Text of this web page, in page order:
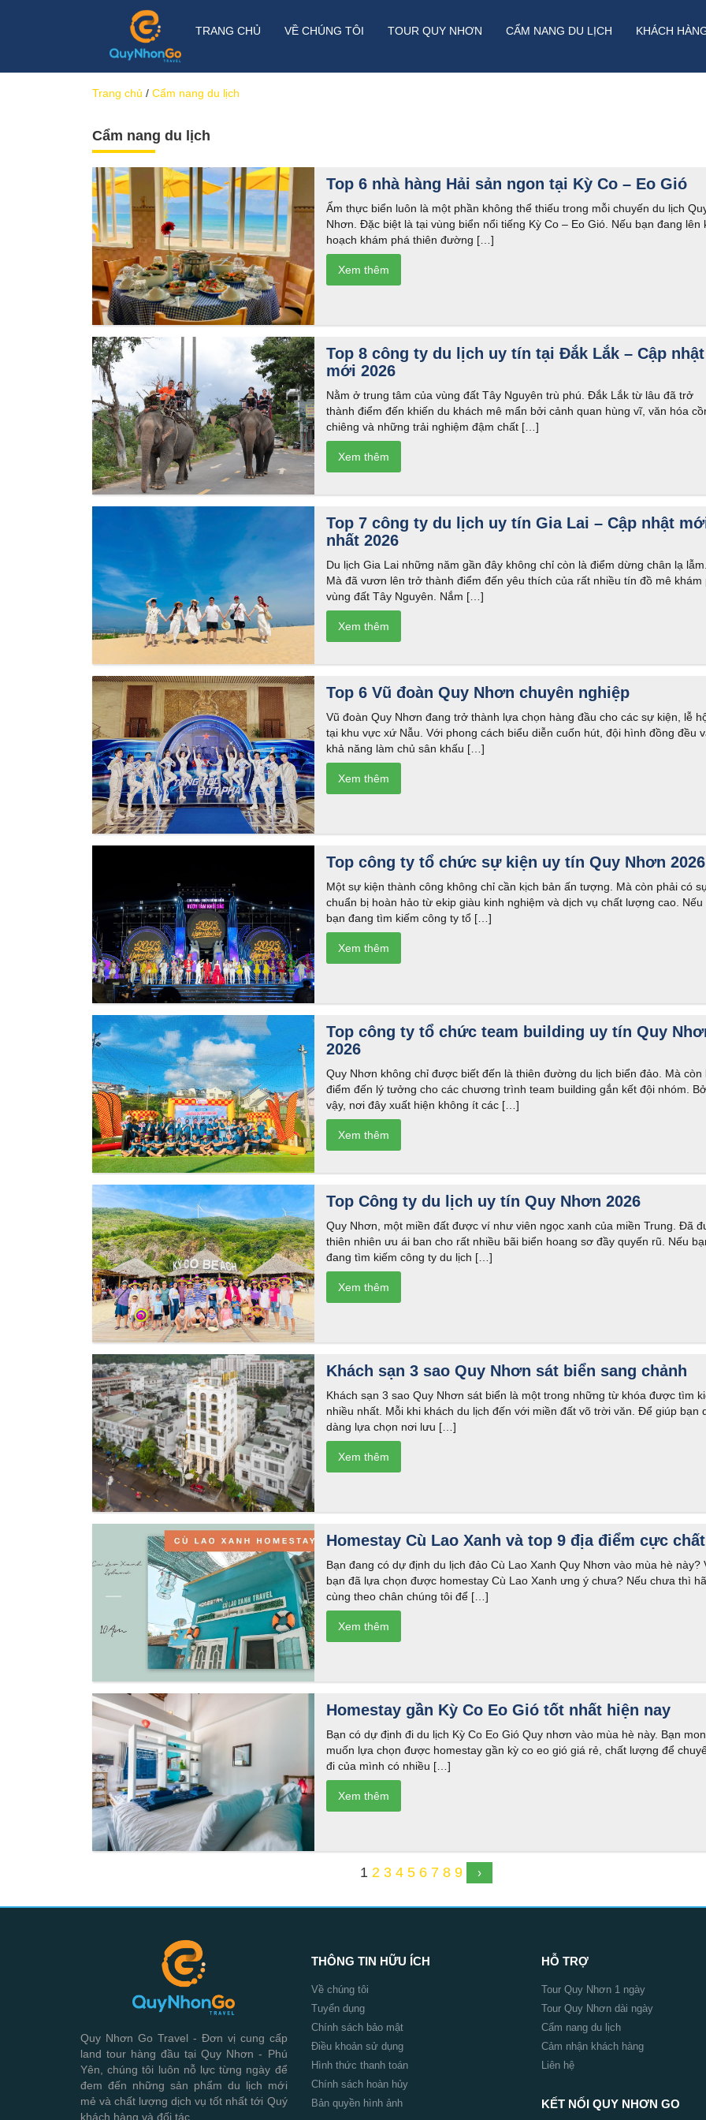
TRANG CHỦ VỀ CHÚNG TÔI TOUR QUY NHƠN CẨM NANG DU LỊCH KHÁCH
Trang chủ / Cẩm nang du lịch
Cẩm nang du lịch
Top 6 nhà hàng Hải sản ngon tại Kỳ Co – Eo Gió
Ẩm thực biển luôn là một phần không thể thiếu trong mỗi chuyến du lịch
Nhơn. Đặc biệt là tại vùng biển nổi tiếng Kỳ Co – Eo Gió. Nếu bạn đang lên
hoạch khám phá thiên đường […]
Top 8 công ty du lịch uy tín tại Đắk Lắk – Cập nhật
mới 2026
Nằm ở trung tâm của vùng đất Tây Nguyên trù phú. Đắk Lắk từ lâu đã trở
thành điểm đến khiến du khách mê mẩn bởi cảnh quan hùng vĩ, văn hóa
chiêng và những trải nghiệm đậm chất […]
Top 7 công ty du lịch uy tín Gia Lai – Cập nhật
nhất 2026
Du lịch Gia Lai những năm gần đây không chỉ còn là điểm dừng chân lạ lẫm.
Mà đã vươn lên trở thành điểm đến yêu thích của rất nhiều tín đồ mê khám
vùng đất Tây Nguyên. Nắm […]
Top 6 Vũ đoàn Quy Nhơn chuyên nghiệp
Vũ đoàn Quy Nhơn đang trở thành lựa chọn hàng đầu cho các sự kiện, lễ
tại khu vực xứ Nẫu. Với phong cách biểu diễn cuốn hút, đội hình đồng đều
khả năng làm chủ sân khấu […]
Top công ty tổ chức sự kiện uy tín Quy Nhơn 2026
Một sự kiện thành công không chỉ cần kịch bản ấn tượng. Mà còn phải có
chuẩn bị hoàn hảo từ ekip giàu kinh nghiệm và dịch vụ chất lượng cao. Nếu
bạn đang tìm kiếm công ty tổ […]
Top công ty tổ chức team building uy tín Quy
2026
Quy Nhơn không chỉ được biết đến là thiên đường du lịch biển đảo. Mà còn
điểm đến lý tưởng cho các chương trình team building gắn kết đội nhóm.
vậy, nơi đây xuất hiện không ít các […]
Top Công ty du lịch uy tín Quy Nhơn 2026
Quy Nhơn, một miền đất được ví như viên ngọc xanh của miền Trung. Đã
thiên nhiên ưu ái ban cho rất nhiều bãi biển hoang sơ đầy quyến rũ. Nếu
đang tìm kiếm công ty du lịch […]
Khách sạn 3 sao Quy Nhơn sát biển sang chảnh
Khách sạn 3 sao Quy Nhơn sát biển là một trong những từ khóa được tìm
nhiều nhất. Mỗi khi khách du lịch đến với miền đất võ trời văn. Để giúp bạn
dàng lựa chọn nơi lưu […]
Homestay Cù Lao Xanh và top 9 địa điểm cực chất
Bạn đang có dự định du lịch đảo Cù Lao Xanh Quy Nhơn vào mùa hè này?
bạn đã lựa chọn được homestay Cù Lao Xanh ưng ý chưa? Nếu chưa thì
cùng theo chân chúng tôi để […]
Homestay gần Kỳ Co Eo Gió tốt nhất hiện nay
Bạn có dự định đi du lịch Kỳ Co Eo Gió Quy nhơn vào mùa hè này. Bạn
muốn lựa chọn được homestay gần kỳ co eo gió giá rẻ, chất lượng để
đi của mình có nhiều […]
1 2 3 4 5 6 7 8 9 ›
Quy Nhơn Go Travel - Đơn vị cung cấp
land tour hàng đầu tại Quy Nhơn - Phú
Yên, chúng tôi luôn nỗ lực từng ngày để
đem đến những sản phẩm du lịch mới
mẻ và chất lượng dịch vụ tốt nhất tới Quý
khách hàng và đối tác
THÔNG TIN HỮU ÍCH
Về chúng tôi
Tuyển dụng
Chính sách bảo mật
Điều khoản sử dụng
Hình thức thanh toán
Chính sách hoàn hủy
Bản quyền hình ảnh
HỖ TRỢ
Tour Quy Nhơn 1 ngày
Tour Quy Nhơn dài ngày
Cẩm nang du lịch
Cảm nhận khách hàng
Liên hệ
KẾT NỐI QUY NHƠN GO